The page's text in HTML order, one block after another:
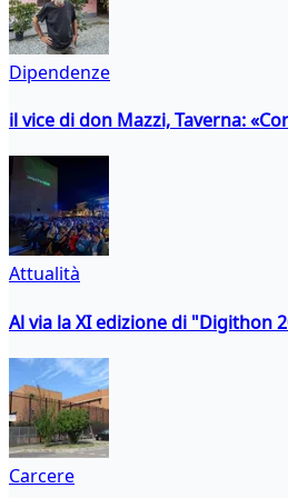
Dipendenze
il vice di don Mazzi, Taverna:
Attualità
Al via la XI edizione di "Digithon
Carcere